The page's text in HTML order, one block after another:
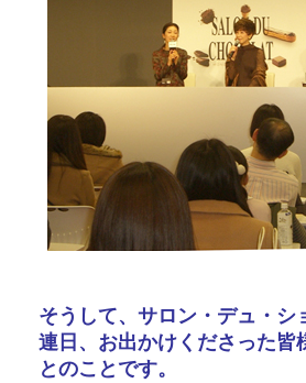
そうして、サロン・デュ・
連日、お出かけくださった皆
とのことです。